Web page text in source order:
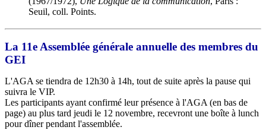
Seuil, coll. Points.
La 11e Assemblée générale annuelle des membres du
GEI
L'AGA se tiendra de 12h30 à 14h, tout de suite après la pause qui
suivra le VIP.
Les participants ayant confirmé leur présence à l'AGA (en bas de
page) au plus tard jeudi le 12 novembre, recevront une boîte à lunch
pour dîner pendant l'assemblée.